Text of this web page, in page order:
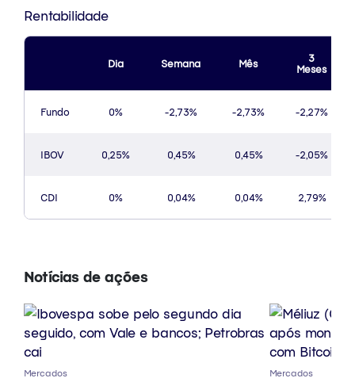
Rentabilidade
Dia Semana Mês
3
Meses
Fundo 0% -2,73% -2,73% -2,27%
IBOV 0,25% 0,45% 0,45% -2,05%
CDI 0% 0,04% 0,04% 2,79%
Notícias de ações
Mercados Mercados